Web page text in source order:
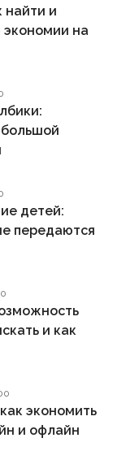
и
экономии на
детей:
передаются
и как
экономить
и офлайн